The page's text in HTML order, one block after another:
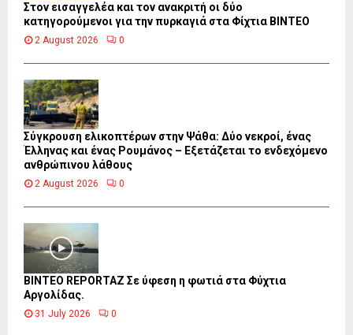
Στον εισαγγελέα και τον ανακριτή οι δύο
κατηγορούμενοι για την πυρκαγιά στα Φίχτια ΒΙΝΤΕΟ
2 August 2026 0
Σύγκρουση ελικοπτέρων στην Ψάθα: Δύο νεκροί, ένας
Έλληνας και ένας Ρουμάνος – Εξετάζεται το ενδεχόμενο
ανθρώπινου λάθους
2 August 2026 0
BINTEO REPORTAZ Σε ύφεση η φωτιά στα Φύχτια
Αργολίδας.
31 July 2026 0